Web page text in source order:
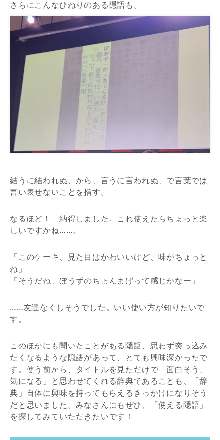
さらにこんなひねりのある隠語も。
結うに結われぬ、から、言うに言われぬ、で言葉では
言い表せないことを指す。
なるほど！ 納得しました。これ使えたらちょっと楽
しいですかね……。
「このケーキ、見た目はかわいいけど、味がちょっと
ね」
「そうだね、ぼうずのちょんまげって感じかなー」
……友達なくしそうでした。いい使い方が知りたいで
す。
このほかにも聞いたことがある隠語、思わず突っ込み
たくなるような隠語があって、とても興味深かったで
す。使う前から、タイトルを見ただけで「面白そう、
気になる」と思わせてくれる辞典であることも、「辞
典」自体に興味を持ってもらえるきっかけになりそう
だと思いました。みなさんにもぜひ、「使える隠語」
を探してみていただきたいです！